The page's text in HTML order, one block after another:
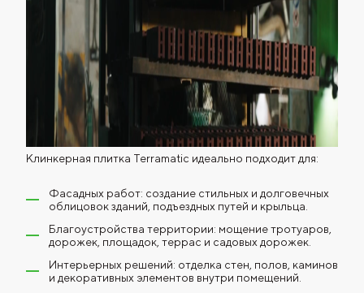
Клинкерная плитка Terramatic идеально подходит для:
Фасадных работ: создание стильных и долговечных
облицовок зданий, подъездных путей и крыльца.
Благоустройства территории: мощение тротуаров,
дорожек, площадок, террас и садовых дорожек.
Интерьерных решений: отделка стен, полов, каминов
и декоративных элементов внутри помещений.